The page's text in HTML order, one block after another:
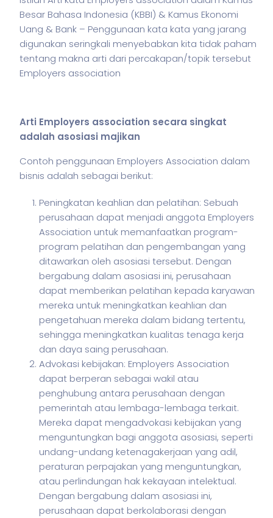
Besar Bahasa Indonesia (KBBI) & Kamus Ekonomi
Uang & Bank – Penggunaan kata kata yang jarang
digunakan seringkali menyebabkan kita tidak paham
tentang makna arti dari percakapan/topik tersebut
Employers association
Arti Employers association secara singkat
adalah asosiasi majikan
Contoh penggunaan Employers Association dalam
bisnis adalah sebagai berikut:
Peningkatan keahlian dan pelatihan: Sebuah
perusahaan dapat menjadi anggota Employers
Association untuk memanfaatkan program-
program pelatihan dan pengembangan yang
ditawarkan oleh asosiasi tersebut. Dengan
bergabung dalam asosiasi ini, perusahaan
dapat memberikan pelatihan kepada karyawan
mereka untuk meningkatkan keahlian dan
pengetahuan mereka dalam bidang tertentu,
sehingga meningkatkan kualitas tenaga kerja
dan daya saing perusahaan.
Advokasi kebijakan: Employers Association
dapat berperan sebagai wakil atau
penghubung antara perusahaan dengan
pemerintah atau lembaga-lembaga terkait.
Mereka dapat mengadvokasi kebijakan yang
menguntungkan bagi anggota asosiasi, seperti
undang-undang ketenagakerjaan yang adil,
peraturan perpajakan yang menguntungkan,
atau perlindungan hak kekayaan intelektual.
Dengan bergabung dalam asosiasi ini,
perusahaan dapat berkolaborasi dengan